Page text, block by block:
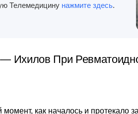
Телемедицину нажмите здесь.
Ихилов При
как началось и протекало